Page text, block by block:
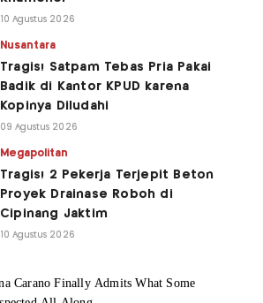
10 Agustus 2026
Nusantara
Tragis! Satpam Tebas Pria Pakai
Badik di Kantor KPUD karena
Kopinya Diludahi
09 Agustus 2026
Megapolitan
Tragis! 2 Pekerja Terjepit Beton
Proyek Drainase Roboh di
Cipinang Jaktim
10 Agustus 2026